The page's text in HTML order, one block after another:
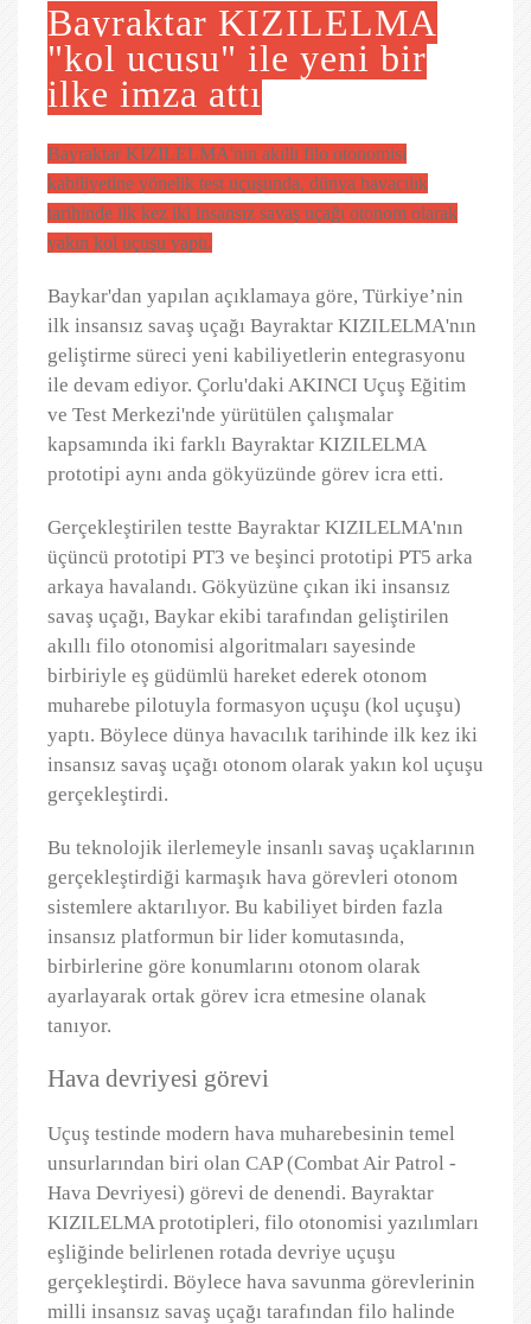
Bayraktar KIZILELMA
"kol uçuşu" ile yeni bir
ilke imza attı
Bayraktar KIZILELMA'nın akıllı filo otonomisi
kabiliyetine yönelik test uçuşunda, dünya havacılık
tarihinde ilk kez iki insansız savaş uçağı otonom olarak
yakın kol uçuşu yaptı.
Baykar'dan yapılan açıklamaya göre, Türkiye’nin
ilk insansız savaş uçağı Bayraktar KIZILELMA'nın
geliştirme süreci yeni kabiliyetlerin entegrasyonu
ile devam ediyor. Çorlu'daki AKINCI Uçuş Eğitim
ve Test Merkezi'nde yürütülen çalışmalar
kapsamında iki farklı Bayraktar KIZILELMA
prototipi aynı anda gökyüzünde görev icra etti.
Gerçekleştirilen testte Bayraktar KIZILELMA'nın
üçüncü prototipi PT3 ve beşinci prototipi PT5 arka
arkaya havalandı. Gökyüzüne çıkan iki insansız
savaş uçağı, Baykar ekibi tarafından geliştirilen
akıllı filo otonomisi algoritmaları sayesinde
birbiriyle eş güdümlü hareket ederek otonom
muharebe pilotuyla formasyon uçuşu (kol uçuşu)
yaptı. Böylece dünya havacılık tarihinde ilk kez iki
insansız savaş uçağı otonom olarak yakın kol uçuşu
gerçekleştirdi.
Bu teknolojik ilerlemeyle insanlı savaş uçaklarının
gerçekleştirdiği karmaşık hava görevleri otonom
sistemlere aktarılıyor. Bu kabiliyet birden fazla
insansız platformun bir lider komutasında,
birbirlerine göre konumlarını otonom olarak
ayarlayarak ortak görev icra etmesine olanak
tanıyor.
Hava devriyesi görevi
Uçuş testinde modern hava muharebesinin temel
unsurlarından biri olan CAP (Combat Air Patrol -
Hava Devriyesi) görevi de denendi. Bayraktar
KIZILELMA prototipleri, filo otonomisi yazılımları
eşliğinde belirlenen rotada devriye uçuşu
gerçekleştirdi. Böylece hava savunma görevlerinin
milli insansız savaş uçağı tarafından filo halinde